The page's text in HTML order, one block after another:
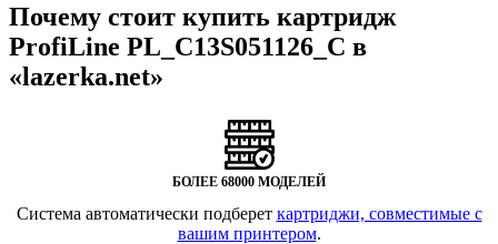
Почему стоит купить картридж
ProfiLine PL_C13S051126_C в
«lazerka.net»
БОЛЕЕ 68000 МОДЕЛЕЙ
Система автоматически подберет картриджи, совместимые с
вашим принтером.